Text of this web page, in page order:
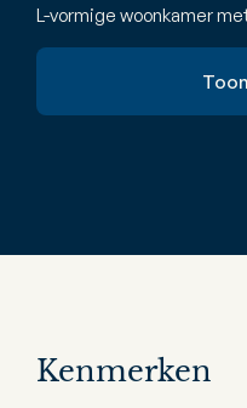
L-vormige woonkamer
Kenmerken